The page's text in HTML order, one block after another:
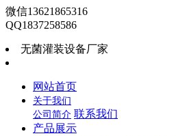
微信13621865316
QQ1837258586
无菌灌装设备厂家
网站首页
关于我们
公司简介 联系我们
产品展示